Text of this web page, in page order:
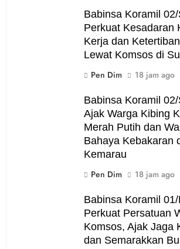
Babinsa Koramil
Perkuat Kesadaran
Kerja dan
Lewat Komsos di
Pen Dim
18 jam ago
Babinsa Koramil
Ajak Warga Kibing
Merah Putih dan
Bahaya Kebakaran
Kemarau
Pen Dim
18 jam ago
Babinsa Koramil
Perkuat Persatuan
Komsos, Ajak Jaga
dan Semarakkan